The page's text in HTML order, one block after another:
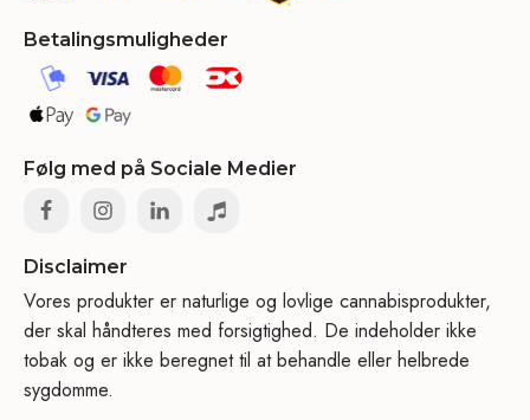
Betalingsmuligheder
Følg med på Sociale Medier
Disclaimer
Vores produkter er naturlige og lovlige cannabisprodukter,
der skal håndteres med forsigtighed. De indeholder ikke
tobak og er ikke beregnet til at behandle eller helbrede
sygdomme.